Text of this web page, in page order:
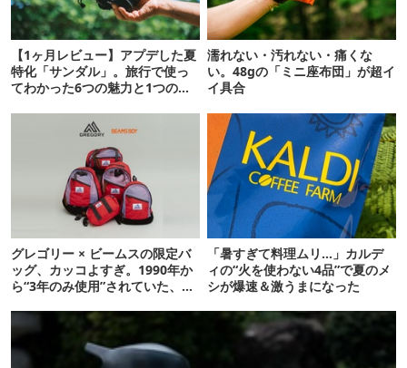
【1ヶ月レビュー】アプデした夏
特化「サンダル」。旅行で使っ
てわかった6つの魅力と1つの注
濡れない・汚れない・痛くな
い。48gの「ミニ座布団」が超イ
イ具合
グレゴリー × ビームスの限定バ
ッグ、カッコよすぎ。1990年か
ら“3年のみ使用”されていた、紫
「暑すぎて料理ムリ…」カルデ
ィの“火を使わない4品”で夏のメ
シが爆速＆激うまになった